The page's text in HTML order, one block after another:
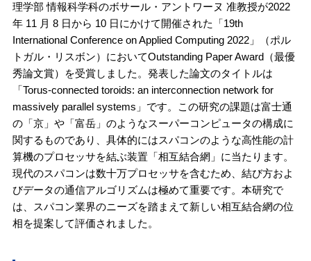
理学部 情報科学科のボサール・アントワーヌ 准教授が2022
年 11 月 8 日から 10 日にかけて開催された「19th
International Conference on Applied Computing 2022」（ポル
トガル・リスボン）においてOutstanding Paper Award（最優
秀論文賞）を受賞しました。発表した論文のタイトルは
「Torus-connected toroids: an interconnection network for
massively parallel systems」です。この研究の課題は富士通
の「京」や「富岳」のようなスーパーコンピュータの構成に
関するものであり、具体的にはスパコンのような高性能の計
算機のプロセッサを結ぶ装置「相互結合網」に当たります。
現代のスパコンは数十万プロセッサを含むため、結び方およ
びデータの通信アルゴリズムは極めて重要です。本研究で
は、スパコン業界のニーズを踏まえて新しい相互結合網の位
相を提案して評価されました。